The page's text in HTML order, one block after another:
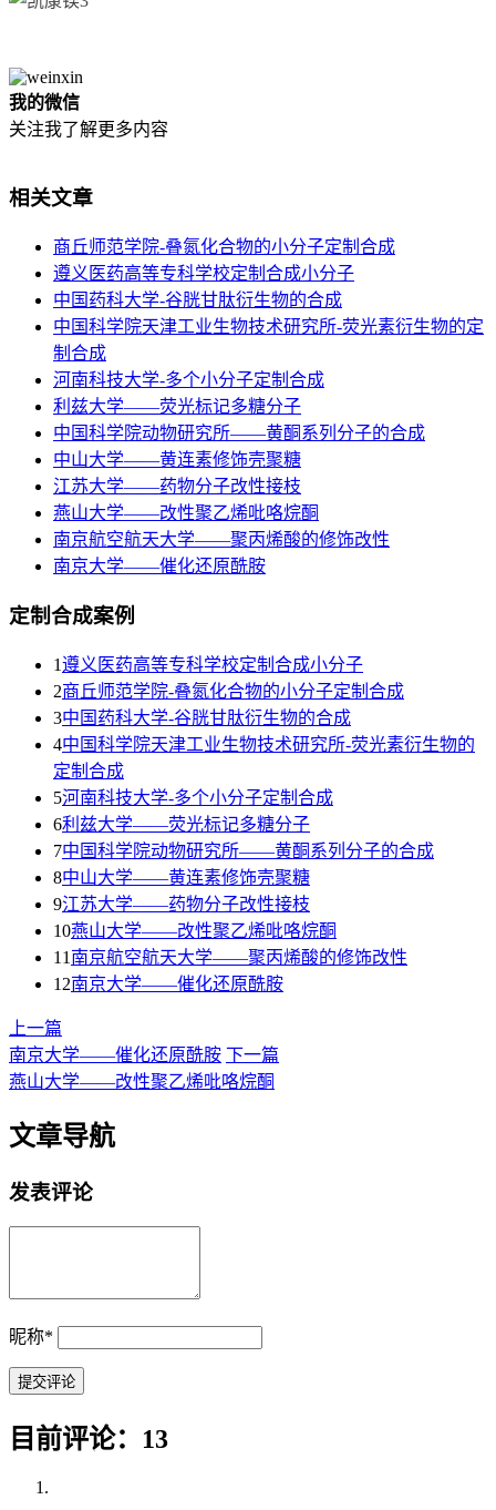
我的微信
关注我了解更多内容
相关文章
商丘师范学院-叠氮化合物的小分子定制合成
遵义医药高等专科学校定制合成小分子
​中国药科大学-谷胱甘肽衍生物的合成
中国科学院天津工业生物技术研究所-荧光素衍生物的定
制合成
河南科技大学-多个小分子定制合成
利兹大学——荧光标记多糖分子
中国科学院动物研究所——黄酮系列分子的合成
中山大学——黄连素修饰壳聚糖
江苏大学——药物分子改性接枝
燕山大学——改性聚乙烯吡咯烷酮
南京航空航天大学——聚丙烯酸的修饰改性
南京大学——催化还原酰胺
定制合成案例
1遵义医药高等专科学校定制合成小分子
2商丘师范学院-叠氮化合物的小分子定制合成
3​中国药科大学-谷胱甘肽衍生物的合成
4中国科学院天津工业生物技术研究所-荧光素衍生物的
定制合成
5河南科技大学-多个小分子定制合成
6利兹大学——荧光标记多糖分子
7中国科学院动物研究所——黄酮系列分子的合成
8中山大学——黄连素修饰壳聚糖
9江苏大学——药物分子改性接枝
10燕山大学——改性聚乙烯吡咯烷酮
11 南京航空航天大学——聚丙烯酸的修饰改性
12南京大学——催化还原酰胺
上一篇
南京大学——催化还原酰胺 下一篇
燕山大学——改性聚乙烯吡咯烷酮
文章导航
发表评论
昵称*
目前评论：13